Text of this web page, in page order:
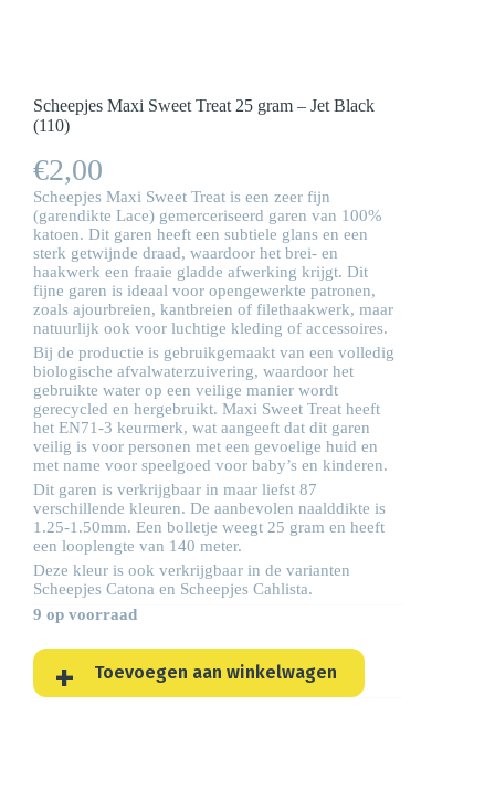
Scheepjes Maxi Sweet Treat 25 gram – Jet Black
(110)
€2,00
Scheepjes Maxi Sweet Treat is een zeer fijn
(garendikte Lace) gemerceriseerd garen van 100%
katoen. Dit garen heeft een subtiele glans en een
sterk getwijnde draad, waardoor het brei- en
haakwerk een fraaie gladde afwerking krijgt. Dit
fijne garen is ideaal voor opengewerkte patronen,
zoals ajourbreien, kantbreien of filethaakwerk, maar
natuurlijk ook voor luchtige kleding of accessoires.
Bij de productie is gebruikgemaakt van een volledig
biologische afvalwaterzuivering, waardoor het
gebruikte water op een veilige manier wordt
gerecycled en hergebruikt. Maxi Sweet Treat heeft
het EN71-3 keurmerk, wat aangeeft dat dit garen
veilig is voor personen met een gevoelige huid en
met name voor speelgoed voor baby’s en kinderen.
Dit garen is verkrijgbaar in maar liefst 87
verschillende kleuren. De aanbevolen naalddikte is
1.25-1.50mm. Een bolletje weegt 25 gram en heeft
een looplengte van 140 meter.
Deze kleur is ook verkrijgbaar in de varianten
Scheepjes Catona en Scheepjes Cahlista.
9 op voorraad
Toevoegen aan winkelwagen